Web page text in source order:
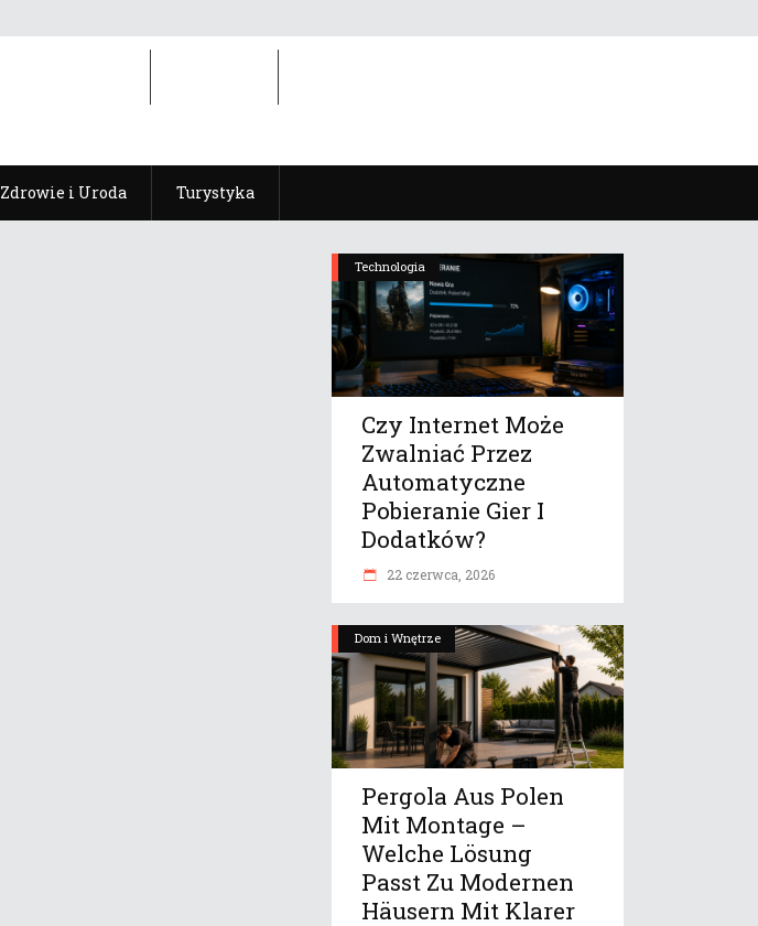
Zdrowie i Uroda Turystyka
Technologia
Czy Internet Może
Zwalniać Przez
Automatyczne
Pobieranie Gier I
Dodatków?
22 czerwca, 2026
Dom i Wnętrze
Pergola Aus Polen
Mit Montage –
Welche Lösung
Passt Zu Modernen
Häusern Mit Klarer